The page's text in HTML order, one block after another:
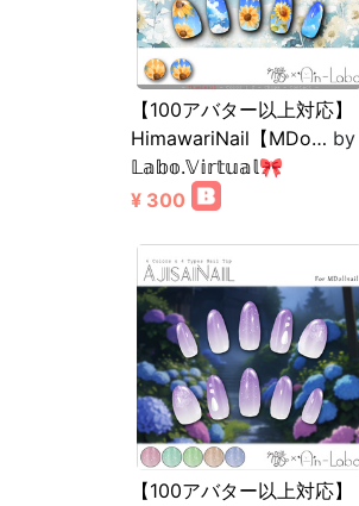
【100アバター以上対応】
HimawariNail【MDo… by
𝕃𝕒𝕓𝕠.𝕍𝕚𝕣𝕥𝕦𝕒𝕝🎀
¥ 300
【100アバター以上対応】